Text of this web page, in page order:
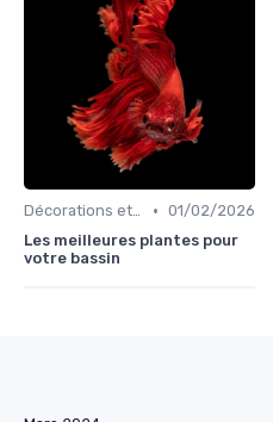
Décorations et plantes • 01/02/2026
Les meilleures plantes pour
votre bassin